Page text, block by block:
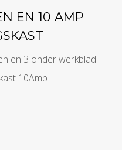
EN 10 AMP
en 3 onder werkblad
10Amp